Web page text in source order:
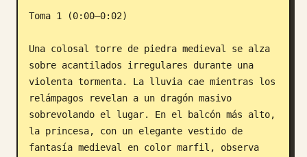
Toma 1 (0:00–0:02)
Una colosal torre de piedra medieval se alza
sobre acantilados irregulares durante una
violenta tormenta. La lluvia cae mientras los
relámpagos revelan a un dragón masivo
sobrevolando el lugar. En el balcón más alto,
la princesa, con un elegante vestido de
fantasía medieval en color marfil, observa